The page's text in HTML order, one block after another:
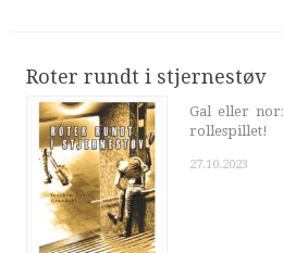
Roter rundt i stjernestøv
Gal eller
rollespillet!
27.10.2023